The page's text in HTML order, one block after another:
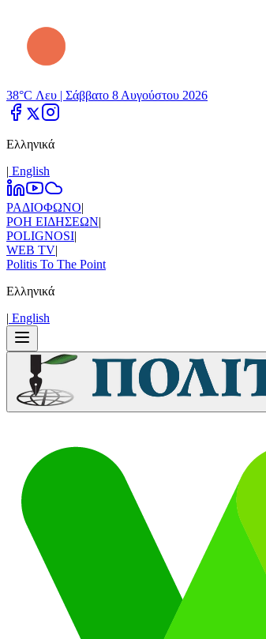
38°C Λευ | Σάββατο 8 Αυγούστου 2026
Ελληνικά
| Εnglish
ΡΑΔΙΟΦΩΝΟ|
ΡΟΗ ΕΙΔΗΣΕΩΝ|
POLIGNOSI|
WEB TV|
Politis To The Point
Ελληνικά
| Εnglish